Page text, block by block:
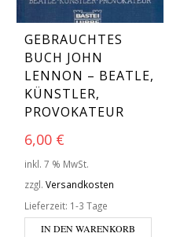
GEBRAUCHTES
BUCH JOHN
LENNON – BEATLE,
KÜNSTLER,
PROVOKATEUR
6,00 €
inkl. 7 % MwSt.
zzgl. Versandkosten
Lieferzeit: 1-3 Tage
IN DEN WARENKORB